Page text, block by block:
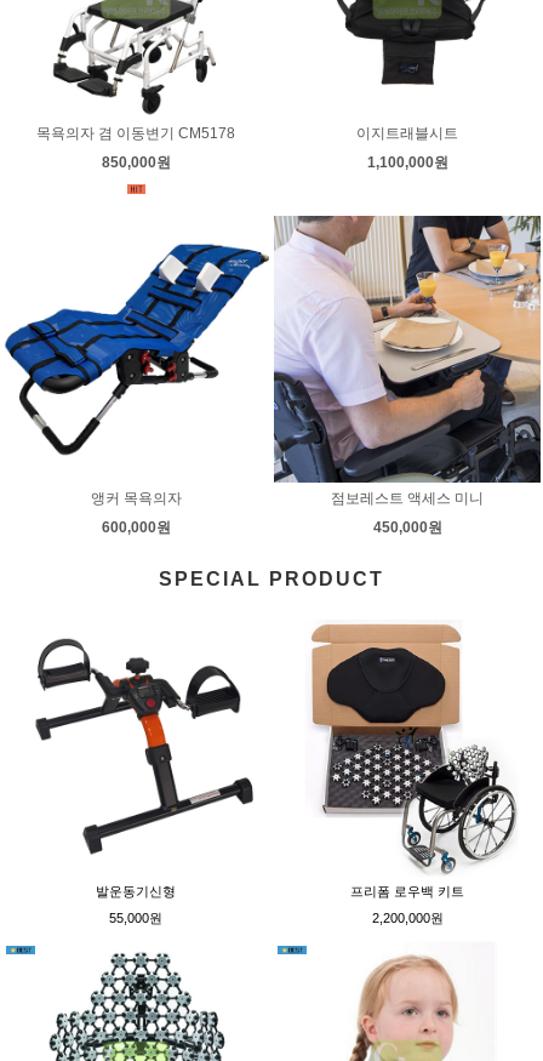
목욕의자 겸 이동변기 CM5178
850,000원
이지트래블시트
1,100,000원
앵커 목욕의자
600,000원
점보레스트 액세스 미니
450,000원
SPECIAL PRODUCT
발운동기신형
55,000원
프리폼 로우백 키트
2,200,000원